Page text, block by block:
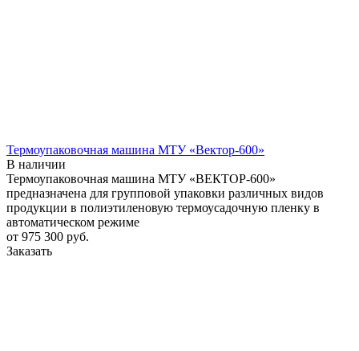
Термоупаковочная машина МТУ «Вектор-600»
В наличии
Термоупаковочная машина МТУ «ВЕКТОР-600»
предназначена для групповой упаковки различных видов
продукции в полиэтиленовую термоусадочную пленку в
автоматическом режиме
от 975 300 руб.
Заказать